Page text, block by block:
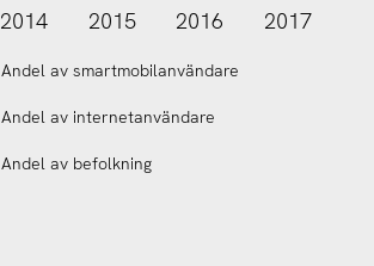
2014 2015 2016 2017
Andel av smartmobilanvändare
Andel av internetanvändare
Andel av befolkning